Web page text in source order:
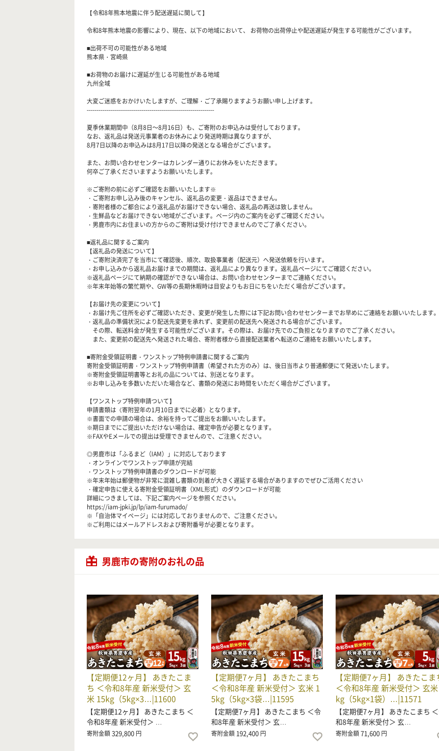
【令和8年熊本地震に伴う配送遅延に関して】
令和8年熊本地震の影響により、現在、以下の地域において、 お荷物の出荷停止や配送遅延が発生する可能性がございます。
■出荷不可の可能性がある地域
熊本県・宮崎県
■お荷物のお届けに遅延が生じる可能性がある地域
九州全域
大変ご迷惑をおかけいたしますが、ご理解・ご了承賜りますようお願い申し上げます。
-----------------------------------------------------------------
夏季休業期間中（8月8日～8月16日）も、ご寄附のお申込みは受付しております。
なお、返礼品は発送元事業者のお休みにより発送時期は異なりますが、
8月7日以降のお申込みは8月17日以降の発送となる場合がございます。
また、お問い合わせセンターはカレンダー通りにお休みをいただきます。
何卒ご了承くださいますようお願いいたします。
※ご寄附の前に必ずご確認をお願いいたします※
・ご寄附お申し込み後のキャンセル、返礼品の変更・返品はできません。
・寄附者様のご都合により返礼品がお届けできない場合、返礼品の再送は致しません。
・生鮮品などお届けできない地域がございます。ページ内のご案内を必ずご確認ください。
・男鹿市内にお住まいの方からのご寄附は受け付けできませんのでご了承ください。
■返礼品に関するご案内
【返礼品の発送について】
・ご寄附決済完了を当市にて確認後、順次、取扱事業者（配送元）へ発送依頼を行います。
・お申し込みから返礼品お届けまでの期間は、返礼品により異なります。返礼品ページにてご確認ください。
※返礼品ページにて納期の確認ができない場合は、お問い合わせセンターまでご連絡ください。
※年末年始等の繁忙期や、GW等の長期休暇時は目安よりもお日にちをいただく場合がございます。
【お届け先の変更について】
・お届け先ご住所を必ずご確認いただき、変更が発生した際には下記お問い合わせセンターまでお早めにご連絡をお願いいたします。
・返礼品の準備状況により配送先変更を承れず、変更前の配送先へ発送される場合がございます。
その際、転送料金が発生する可能性がございます。その際は、お届け先でのご負担となりますのでご了承ください。
また、変更前の配送先へ発送された場合、寄附者様から直接配送業者へ転送のご連絡をお願いいたします。
■寄附金受領証明書・ワンストップ特例申請書に関するご案内
寄附金受領証明書・ワンストップ特例申請書（希望された方のみ）は、後日当市より普通郵便にて発送いたします。
※寄附金受領証明書等とお礼の品については、別送となります。
※お申し込みを多数いただいた場合など、書類の発送にお時間をいただく場合がございます。
【ワンストップ特例申請ついて】
申請書類は《寄附翌年の1月10日までに必着》となります。
※書面での申請の場合は、余裕を持ってご提出をお願いいたします。
※期日までにご提出いただけない場合は、確定申告が必要となります。
※FAXやEメールでの提出は受理できませんので、ご注意ください。
◎男鹿市は「ふるまど（IAM）」に対応しております
・オンラインでワンストップ申請が完結
・ワンストップ特例申請書のダウンロードが可能
※年末年始は郵便物が非常に混雑し書類の到着が大きく遅延する場合がありますのでぜひご活用ください
・確定申告に使える寄附金受領証明書（XML形式）のダウンロードが可能
詳細につきましては、下記ご案内ページを参照ください。
https://iam-jpki.jp/lp/iam-furumado/
※「自治体マイページ」には対応しておりませんので、ご注意ください。
※ご利用にはメールアドレスおよび寄附番号が必要となります。
男鹿市の寄附のお礼の品
【定期便12ヶ月】 あきたこま
ち ＜令和8年産 新米受付＞ 玄
米 15kg（5kg×3…|11600
【定期便12ヶ月】 あきたこまち ＜
令和8年産 新米受付＞ …
寄附金額329,800 円
【定期便7ヶ月】 あきたこまち
＜令和8年産 新米受付＞ 玄米 1
5kg（5kg×3袋…|11595
【定期便7ヶ月】 あきたこまち ＜令
和8年産 新米受付＞ 玄…
寄附金額 192,400 円
【定期便7ヶ月】 あきたこま
＜令和8年産 新米受付＞ 玄
kg（5kg×1袋）…|11571
【定期便7ヶ月】 あきたこまち
和8年産 新米受付＞ 玄…
寄附金額71,600 円